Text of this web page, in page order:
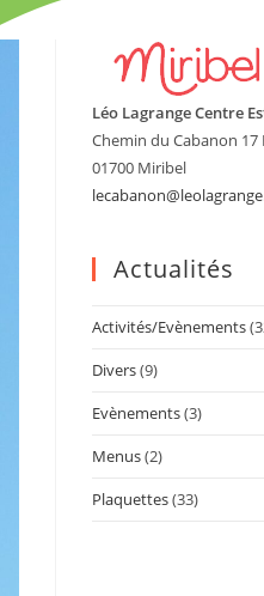
Léo Lagrange Centre
Chemin du Cabanon 17
01700 Miribel
Actualités
Activités/Evènements
Divers(9)
Evènements(3)
Menus(2)
Plaquettes(33)